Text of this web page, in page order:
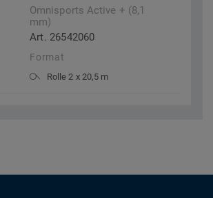
Omnisports Active + (8,1
mm)
Art. 26542060
Format
Rolle 2 x 20,5 m